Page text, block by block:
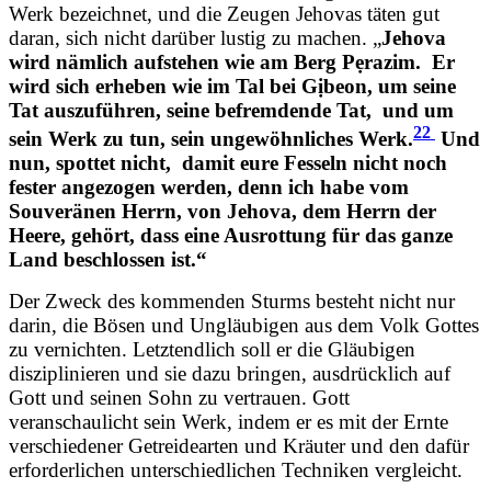
Werk bezeichnet, und die Zeugen Jehovas täten gut
daran, sich nicht darüber lustig zu machen. „Jehova
wird nämlich aufstehen wie am Berg Pẹrazim. Er
wird sich erheben wie im Tal bei Gịbeon, um seine
Tat auszuführen, seine befremdende Tat, und um
sein Werk zu tun, sein ungewöhnliches Werk.22 Und
nun, spottet nicht, damit eure Fesseln nicht noch
fester angezogen werden, denn ich habe vom
Souveränen Herrn, von Jehova, dem Herrn der
Heere, gehört, dass eine Ausrottung für das ganze
Land beschlossen ist.“
Der Zweck des kommenden Sturms besteht nicht nur
darin, die Bösen und Ungläubigen aus dem Volk Gottes
zu vernichten. Letztendlich soll er die Gläubigen
disziplinieren und sie dazu bringen, ausdrücklich auf
Gott und seinen Sohn zu vertrauen. Gott
veranschaulicht sein Werk, indem er es mit der Ernte
verschiedener Getreidearten und Kräuter und den dafür
erforderlichen unterschiedlichen Techniken vergleicht.